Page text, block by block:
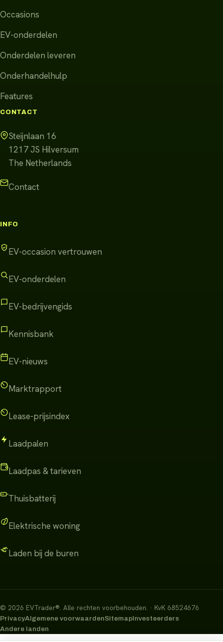
Occasions
EV-onderdelen
Onderdelen leveren
Onderhandelhulp
Features
CONTACT
Steijnlaan 16
1217 JS Hilversum
The Netherlands
Contact
INFO
EV-occasion vertrouwen
EV-onderdelen
EV-bedrijvengids
Kennisbank
EV-nieuws
Marktrapport
Lease-prijsindex
Laadpalen
Laadpas & tarieven
Thuisbatterij
Elektrische woning
Laden bij de buren
© 2026 EVTrader®. Alle rechten voorbehouden. · KvK 68524676
PrivacyAlgemene voorwaardenSitemapInvesteerders
Andere landen